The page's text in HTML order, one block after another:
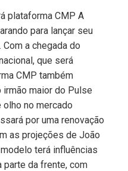
plataforma CMP A
para lançar seu
a chegada do
que será
CMP também
irmão maior do Pulse
no mercado
por uma renovação
as projeções de João
terá influências
parte da frente, com